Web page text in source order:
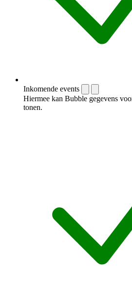
Inkomende events
Hiermee kan Bubble gegevens
tonen.